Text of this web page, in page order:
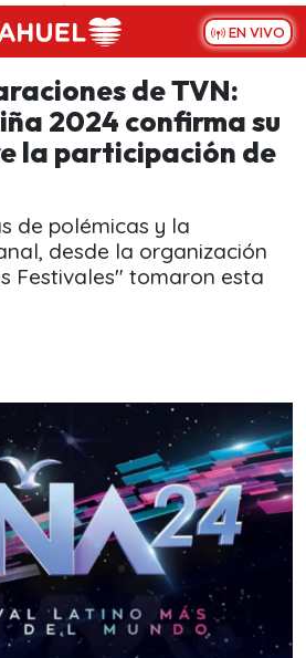
EN VIVO
de TVN:
2024 confirma su
la participación de
de polémicas y la
desde la organización
Festivales" tomaron esta